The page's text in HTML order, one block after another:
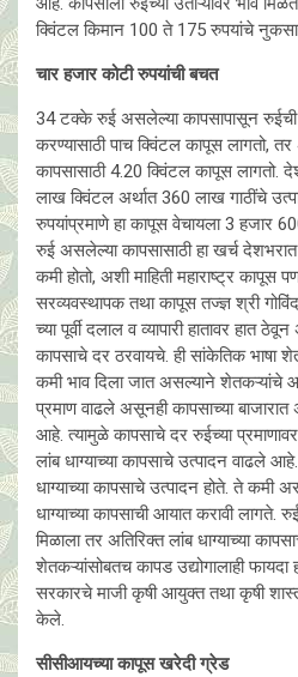
क्विंटल किमान 100 ते 175 रुपयांचे
चार हजार कोटी रुपयांची बचत
34 टक्के रुई असलेल्या कापसापासून
करण्यासाठी पाच क्विंटल कापूस लागतो,
कापसासाठी 4.20 क्विंटल कापूस लागतो.
लाख क्विंटल अर्थात 360 लाख गाठींचे
रुपयांप्रमाणे हा कापूस वेचायला 3 हजार
रुई असलेल्या कापसासाठी हा खर्च
कमी होतो, अशी माहिती महाराष्ट्र कापूस
सरव्यवस्थापक तथा कापूस तज्ज्ञ श्री
च्या पूर्वी दलाल व व्यापारी हातावर हात
कापसाचे दर ठरवायचे. ही सांकेतिक भाषा
कमी भाव दिला जात असल्याने शेतकऱ्यांचे
प्रमाण वाढले असूनही कापसाच्या
आहे. त्यामुळे कापसाचे दर रुईच्या
लांब धाग्याच्या कापसाचे उत्पादन वाढले
धाग्याच्या कापसाचे उत्पादन होते. ते कमी
धाग्याच्या कापसाची आयात करावी लागते.
मिळाला तर अतिरिक्त लांब धाग्याच्या
शेतकऱ्यांसोबतच कापड उद्योगालाही
सरकारचे माजी कृषी आयुक्त तथा कृषी
केले.
सीसीआयच्या कापूस खरेदी ग्रेड